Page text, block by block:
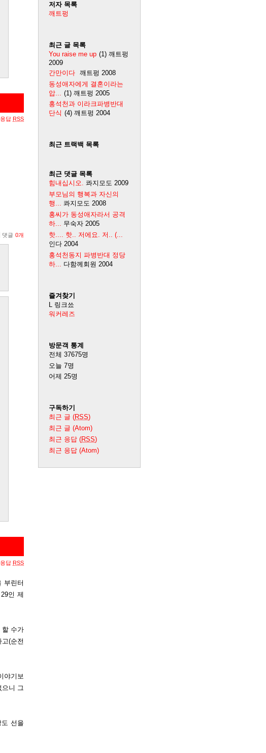
응답 RSS
댓글 0개
응답 RSS
부린터
인 제
할 수가
(순전
야기보
니 그
선을
저자 목록
깨트펑
최근 글 목록
You raise me up (1) 깨트펑
2009
간만이다
깨트펑 2008
동성애자에게 결혼이라는
압...
(1) 깨트펑 2005
홍석천과 이라크파병반대
단식 (4) 깨트펑 2004
최근 트랙백 목록
최근 댓글 목록
힘내십시오. 콰지모도 2009
부모님의 행복과 자신의
행... 콰지모도 2008
홍씨가 동성애자라서 공격
하... 무숙자 2005
핫.... 핫.. 저에요. 저.. (...
인다 2004
홍석천동지 파병반대 정당
하...
다함께회원 2004
즐겨찾기
L 링크쑈
워커레즈
방문객 통계
전체 37675명
오늘 7명
어제 25명
구독하기
최근 글 (RSS)
최근 글 (Atom)
최근 응답 (RSS)
최근 응답 (Atom)